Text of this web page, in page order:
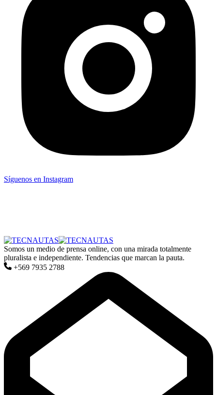
Síguenos en Instagram
Somos un medio de prensa online, con una mirada totalmente
pluralista e independiente. Tendencias que marcan la pauta.
+569 7935 2788